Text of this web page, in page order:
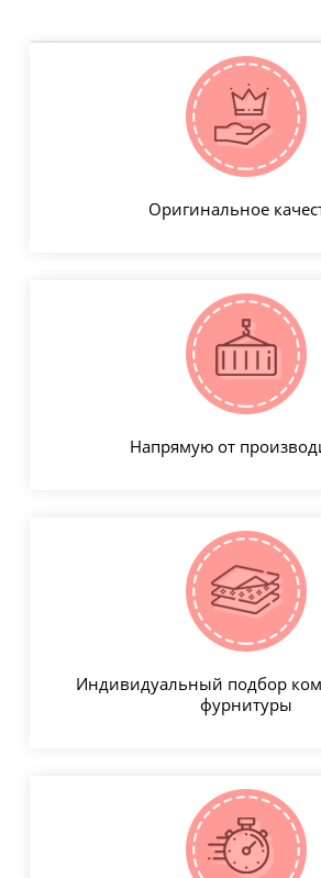
Оригинальное
Напрямую от
Индивидуальный подбор
фурнитуры